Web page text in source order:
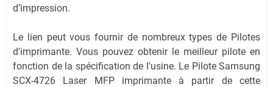
d’impression.
Le lien peut vous fournir de nombreux types de Pilotes
d'imprimante. Vous pouvez obtenir le meilleur pilote en
fonction de la spécification de l'usine. Le Pilote Samsung
SCX-4726 Laser MFP imprimante à partir de cette